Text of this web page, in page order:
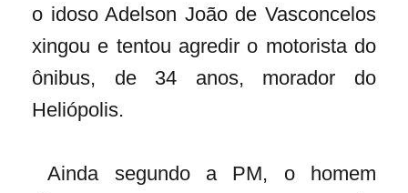
o idoso Adelson João de Vasconcelos
xingou e tentou agredir o motorista do
ônibus, de 34 anos, morador do
Heliópolis.
Ainda segundo a PM, o homem